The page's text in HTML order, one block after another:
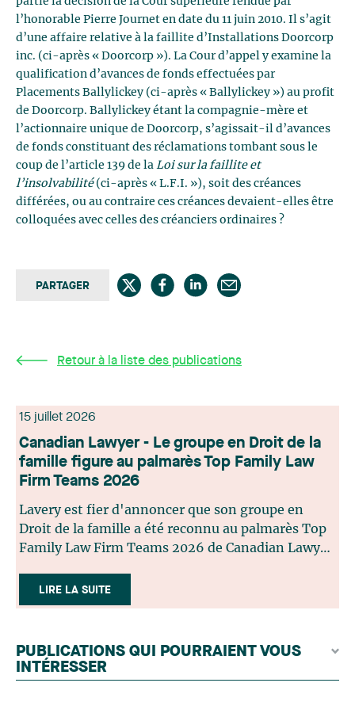
l’honorable Pierre Journet en date du 11 juin 2010. Il s’agit
d’une affaire relative à la faillite d’Installations Doorcorp
inc. (ci-après « Doorcorp »). La Cour d’appel y examine la
qualification d’avances de fonds effectuées par
Placements Ballylickey (ci-après « Ballylickey ») au profit
de Doorcorp. Ballylickey étant la compagnie-mère et
l’actionnaire unique de Doorcorp, s’agissait-il d’avances
de fonds constituant des réclamations tombant sous le
coup de l’article 139 de la Loi sur la faillite et
l’insolvabilité(ci-après « L.F.I. »), soit des créances
différées, ou au contraire ces créances devaient-elles être
colloquées avec celles des créanciers ordinaires ?
PARTAGER
Retour à la liste des publications
15 juillet 2026
Canadian Lawyer - Le groupe en Droit de la
famille figure au palmarès Top Family Law
Firm Teams 2026
Lavery est fier d'annoncer que son groupe en
Droit de la famille a été reconnu au palmarès Top
Family Law Firm Teams 2026 de Canadian Lawyer.
sélection rigoureux, fondé sur des nominations
issues du lectorat, d'associations juridiques et de
par un jury indépendant composé de praticiens
chevronnés en droit de la famille provenant de
l'ensemble du Canada. Cette distinction
LIRE LA SUITE
PUBLICATIONS QUI POURRAIENT VOUS
INTÉRESSER